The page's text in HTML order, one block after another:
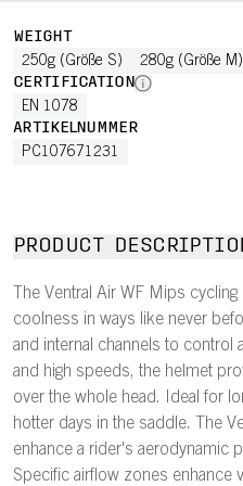
WEIGHT
250g (Größe S) 280g (Größe M)
CERTIFICATION
EN 1078
ARTIKELNUMMER
PC107671231
PRODUCT
The Ventral Air WF Mips
coolness in ways like never
and internal channels to control
and high speeds, the helmet
over the whole head. Ideal for
hotter days in the saddle. The
enhance a rider's aerodynamic
Specific airflow zones enhance